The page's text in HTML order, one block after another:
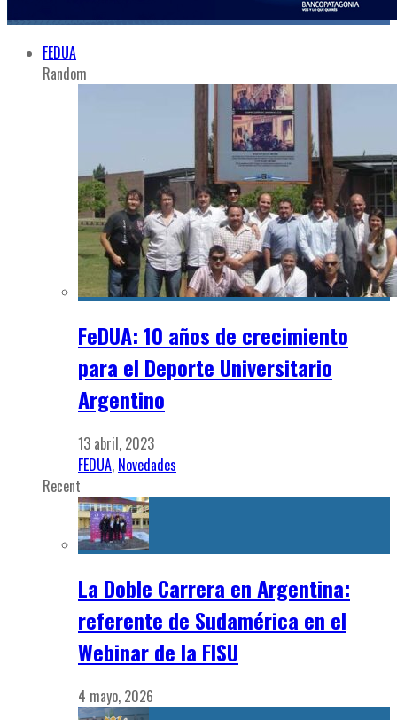
FEDUA
Random
FeDUA: 10 años de crecimiento
para el Deporte Universitario
Argentino
13 abril, 2023
FEDUA, Novedades
Recent
La Doble Carrera en Argentina:
referente de Sudamérica en el
Webinar de la FISU
4 mayo, 2026